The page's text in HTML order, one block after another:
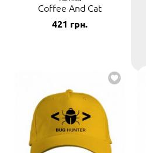
Coffee And Cat
421 грн.